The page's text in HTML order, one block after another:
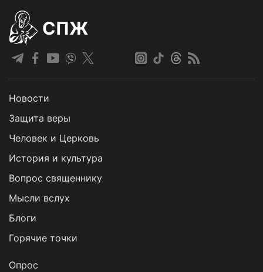
СПЖ
Новости
Защита веры
Человек и Церковь
История и культура
Вопрос священнику
Мысли вслух
Блоги
Горячие точки
Опрос